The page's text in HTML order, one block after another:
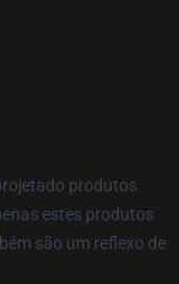
produtos
estes produtos
são um reflexo de